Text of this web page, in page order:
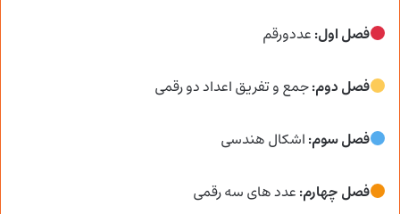
فصل اول: عددورقم
فصل دوم:جمع و تفریق اعداد دو رقمی
فصل سوم: اشکال هندسی
فصل چهارم: عدد های سه رقمی